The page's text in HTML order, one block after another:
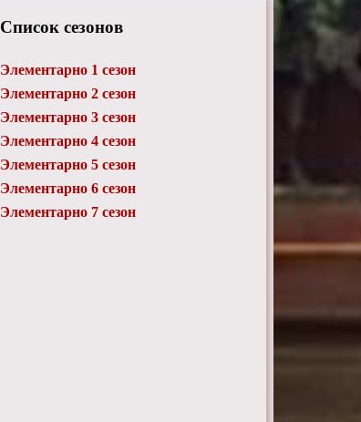
Список сезонов
Элементарно 1 сезон
Элементарно 2 сезон
Элементарно 3 сезон
Элементарно 4 сезон
Элементарно 5 сезон
Элементарно 6 сезон
Элементарно 7 сезон